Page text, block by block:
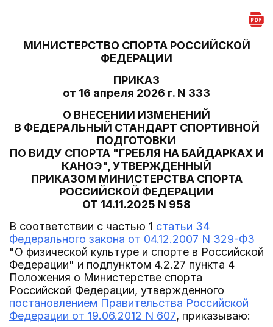
МИНИСТЕРСТВО СПОРТА РОССИЙСКОЙ
ФЕДЕРАЦИИ
ПРИКАЗ
от 16 апреля 2026 г. N 333
О ВНЕСЕНИИ ИЗМЕНЕНИЙ
В ФЕДЕРАЛЬНЫЙ СТАНДАРТ СПОРТИВНОЙ
ПОДГОТОВКИ
ПО ВИДУ СПОРТА "ГРЕБЛЯ НА БАЙДАРКАХ И
КАНОЭ", УТВЕРЖДЕННЫЙ
ПРИКАЗОМ МИНИСТЕРСТВА СПОРТА
РОССИЙСКОЙ ФЕДЕРАЦИИ
ОТ 14.11.2025 N 958
В соответствии с частью 1 статьи 34
Федерального закона от 04.12.2007 N 329-ФЗ
"О физической культуре и спорте в Российской
Федерации" и подпунктом 4.2.27 пункта 4
Положения о Министерстве спорта
Российской Федерации, утвержденного
постановлением Правительства Российской
Федерации от 19.06.2012 N 607, приказываю: